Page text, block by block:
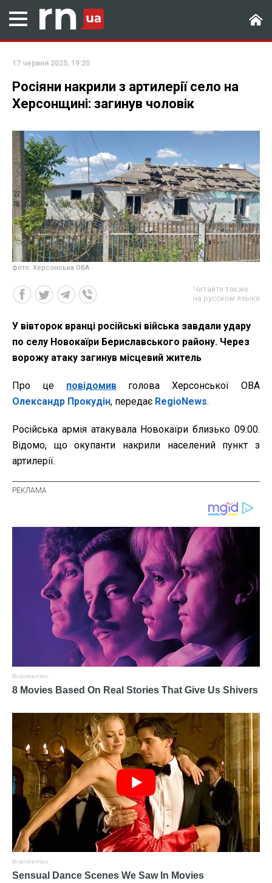
17 червня 2025, 19:20
Росіяни накрили з артилерії село на
Херсонщині: загинув чоловік
фото: Херсонська ОВА
Читайте также
на русском языке
У вівторок вранці російські війська завдали удару
по селу Новокаїри Бериславського району. Через
ворожу атаку загинув місцевий житель
Про це повідомивголова Херсонської ОВА
Олександр Прокудін, передає RegioNews.
Російська армія атакувала Новокаїри близько 09:00.
Відомо, що окупанти накрили населений пункт з
артилерії.